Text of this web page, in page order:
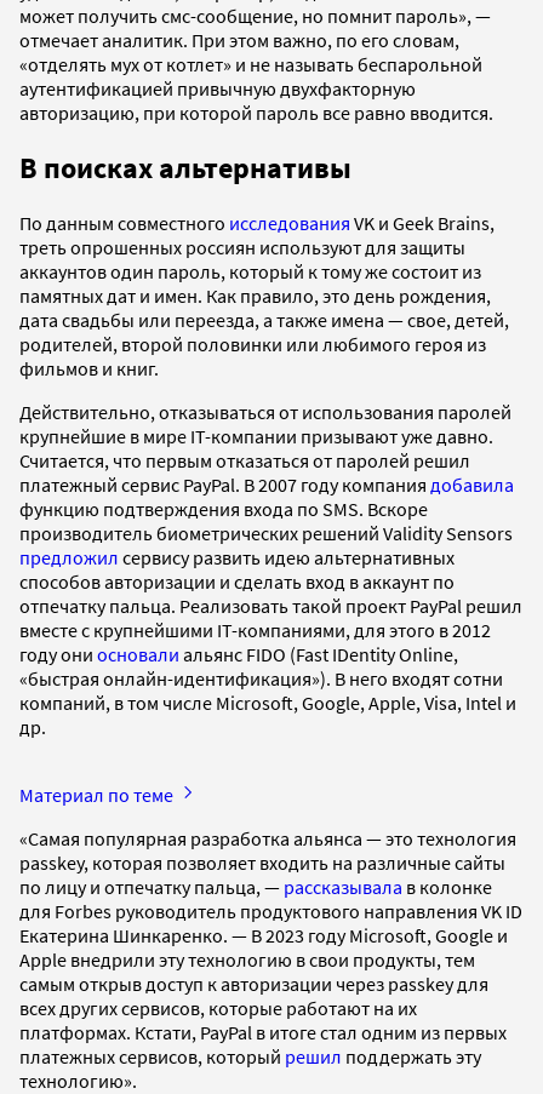
может получить смс-сообщение, но помнит пароль», —
отмечает аналитик. При этом важно, по его словам,
«отделять мух от котлет» и не называть беспарольной
аутентификацией привычную двухфакторную
авторизацию, при которой пароль все равно вводится.
В поисках альтернативы
По данным совместного исследования VK и Geek Brains,
треть опрошенных россиян используют для защиты
аккаунтов один пароль, который к тому же состоит из
памятных дат и имен. Как правило, это день рождения,
дата свадьбы или переезда, а также имена — свое, детей,
родителей, второй половинки или любимого героя из
фильмов и книг.
Действительно, отказываться от использования паролей
крупнейшие в мире IT-компании призывают уже давно.
Считается, что первым отказаться от паролей решил
платежный сервис PayPal. В 2007 году компания добавила
функцию подтверждения входа по SMS. Вскоре
производитель биометрических решений Validity Sensors
предложил сервису развить идею альтернативных
способов авторизации и сделать вход в аккаунт по
отпечатку пальца. Реализовать такой проект PayPal решил
вместе с крупнейшими IТ-компаниями, для этого в 2012
году они основали альянс FIDO (Fast IDentity Online,
«быстрая онлайн-идентификация»). В него входят сотни
компаний, в том числе Microsoft, Google, Apple, Visa, Intel и
др.
Материал по теме
«Cамая популярная разработка альянса — это технология
passkey, которая позволяет входить на различные сайты
по лицу и отпечатку пальца, — рассказывала в колонке
для Forbes руководитель продуктового направления VK ID
Екатерина Шинкаренко. — В 2023 году Microsoft, Google и
Apple внедрили эту технологию в свои продукты, тем
самым открыв доступ к авторизации через passkey для
всех других сервисов, которые работают на их
платформах. Кстати, PayPal в итоге стал одним из первых
платежных сервисов, который решил поддержать эту
технологию».